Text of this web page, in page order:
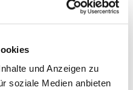
und Anzeigen zu
soziale Medien anbieten